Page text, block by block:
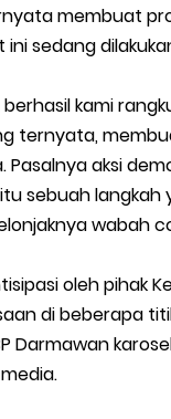
Online
Sesuai
Mitra Gojek
yang Perlu Kamu
dan Mobil 2023
membuat
sedang
kami
ternyata,
Pasalnya aksi
sebuah
wabah
oleh pihak
di beberapa
Darmawan